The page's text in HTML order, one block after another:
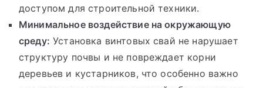
доступом для строительной техники.
Минимальное воздействие на окружающую
среду: Установка винтовых свай не нарушает
структуру почвы и не повреждает корни
деревьев и кустарников, что особенно важно